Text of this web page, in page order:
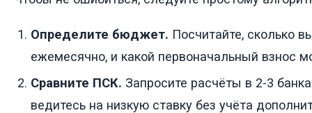
Определите бюджет. Посчитайте, сколько
ежемесячно, и какой первоначальный взнос
Сравните ПСК. Запросите расчёты в 2-3
ведитесь на низкую ставку без учёта